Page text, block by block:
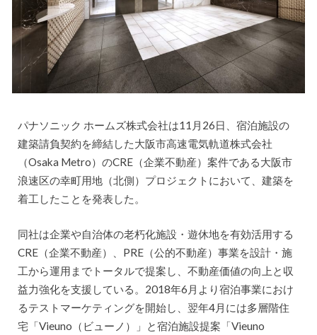
パナソニック ホームズ株式会社は11月26日、宿泊施設の
建築請負契約を締結した大阪市高速電気軌道株式会社
（Osaka Metro）のCRE（企業不動産）案件である大阪市
浪速区の幸町用地（北側）プロジェクトにおいて、建築を
着工したことを発表した。
同社は企業や自治体の老朽化施設・遊休地を有効活用する
CRE（企業不動産）、PRE（公的不動産）事業を設計・施
工から運用までトータルで提案し、不動産価値の向上と収
益力強化を支援している。2018年6月より宿泊事業におけ
るテストマーケティングを開始し、翌年4月には多層階住
宅「Vieuno（ビューノ）」と宿泊施設提案「Vieuno